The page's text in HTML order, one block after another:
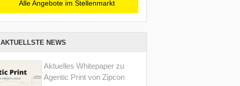
Alle Angebote im Stellenmarkt
AKTUELLSTE NEWS
Aktuelles Whitepaper zu
Agentic Print von Zipcon